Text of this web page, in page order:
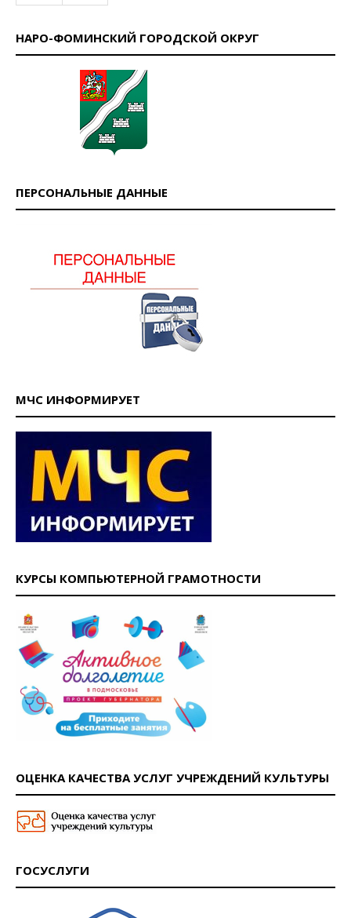
НАРО-ФОМИНСКИЙ ГОРОДСКОЙ ОКРУГ
ПЕРСОНАЛЬНЫЕ ДАННЫЕ
МЧС ИНФОРМИРУЕТ
КУРСЫ КОМПЬЮТЕРНОЙ ГРАМОТНОСТИ
ОЦЕНКА КАЧЕСТВА УСЛУГ УЧРЕЖДЕНИЙ КУЛЬТУРЫ
ГОСУСЛУГИ